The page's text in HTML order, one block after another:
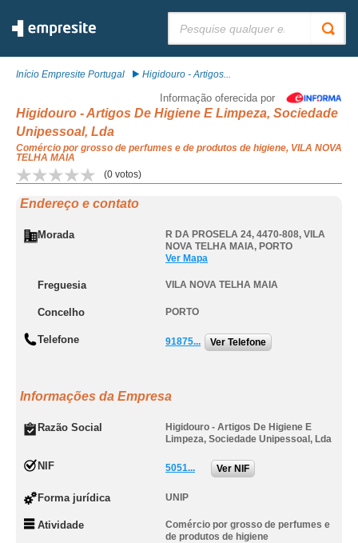
Início Empresite Portugal Higidouro - Artigos...
Informação oferecida por
Higidouro - Artigos De Higiene E Limpeza, Sociedade
Unipessoal, Lda
Comércio por grosso de perfumes e de produtos de higiene, VILA NOVA
TELHA MAIA
(0 votos)
Endereço e contato
Morada R DA PROSELA 24, 4470-808, VILA
NOVA TELHA MAIA, PORTO
Ver Mapa
Freguesia VILA NOVA TELHA MAIA
Concelho PORTO
Telefone 91875... Ver Telefone
Informações da Empresa
Razão Social
Higidouro - Artigos De Higiene E
Limpeza, Sociedade Unipessoal, Lda
NIF 5051... Ver NIF
Forma jurídica UNIP
Atividade
Comércio por grosso de perfumes e
de produtos de higiene